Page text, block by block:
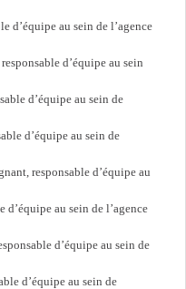
d’équipe au sein de l’agence
d’équipe au sein
d’équipe au sein de
d’équipe au sein de
responsable d’équipe au
d’équipe au sein de l’agence
d’équipe au sein de
d’équipe au sein de